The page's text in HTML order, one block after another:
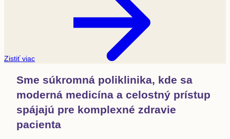
Zistiť viac
Sme súkromná poliklinika, kde sa
moderná medicína a celostný prístup
spájajú pre komplexné zdravie
pacienta